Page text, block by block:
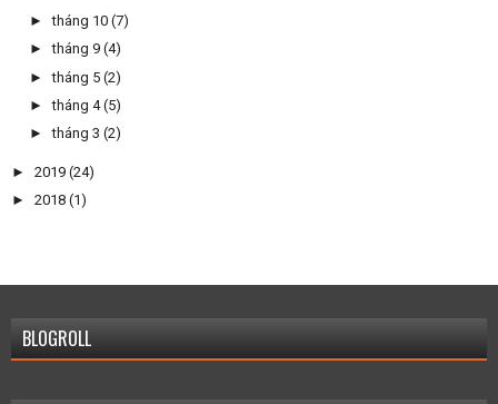
►tháng 10 (7)
►tháng 9 (4)
►tháng 5 (2)
►tháng 4 (5)
►tháng 3 (2)
► 2019 (24)
► 2018 (1)
BLOGROLL